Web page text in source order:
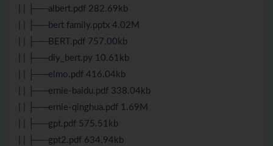
| | ├──albert.pdf 282.69kb
| | ├──bert family.pptx 4.02M
| | ├──BERT.pdf 757.00kb
| | ├──diy_bert.py 10.61kb
| | ├──elmo.pdf 416.04kb
| | ├──ernie-baidu.pdf 338.04kb
| | ├──ernie-qinghua.pdf 1.69M
| | ├──gpt.pdf 575.51kb
| | ├──gpt2.pdf 634.94kb